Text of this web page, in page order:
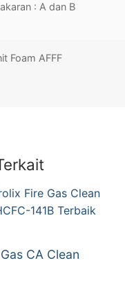
: A dan B
Foam AFFF
CA Clean